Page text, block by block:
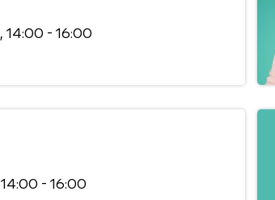
14:00 - 16:00
14:00 - 16:00